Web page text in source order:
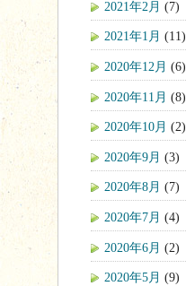
2021年2月 (7)
2021年1月 (11)
2020年12月 (6)
2020年11月 (8)
2020年10月 (2)
2020年9月 (3)
2020年8月 (7)
2020年7月 (4)
2020年6月 (2)
2020年5月 (9)